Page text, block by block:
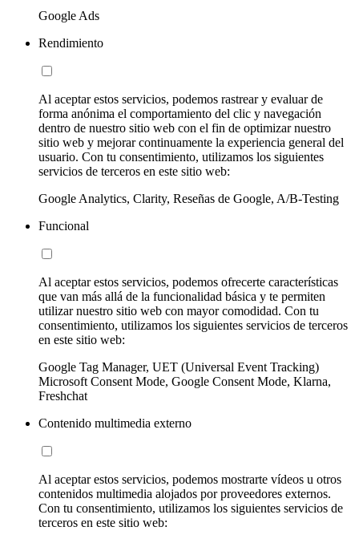
Google Ads
Rendimiento
Al aceptar estos servicios, podemos rastrear y evaluar de
forma anónima el comportamiento del clic y navegación
dentro de nuestro sitio web con el fin de optimizar nuestro
sitio web y mejorar continuamente la experiencia general del
usuario. Con tu consentimiento, utilizamos los siguientes
servicios de terceros en este sitio web:
Google Analytics, Clarity, Reseñas de Google, A/B-Testing
Funcional
Al aceptar estos servicios, podemos ofrecerte características
que van más allá de la funcionalidad básica y te permiten
utilizar nuestro sitio web con mayor comodidad. Con tu
consentimiento, utilizamos los siguientes servicios de terceros
en este sitio web:
Google Tag Manager, UET (Universal Event Tracking)
Microsoft Consent Mode, Google Consent Mode, Klarna,
Freshchat
Contenido multimedia externo
Al aceptar estos servicios, podemos mostrarte vídeos u otros
contenidos multimedia alojados por proveedores externos.
Con tu consentimiento, utilizamos los siguientes servicios de
terceros en este sitio web: